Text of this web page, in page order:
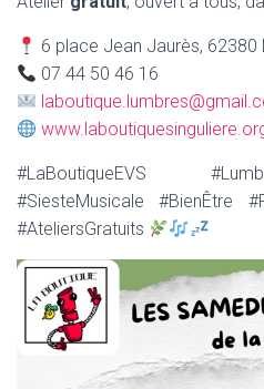
6 place Jean Jaurès, 62380
07 44 50 46 16
#LaBoutiqueEVS
#SiesteMusicale #BienÊtre
#AteliersGratuits